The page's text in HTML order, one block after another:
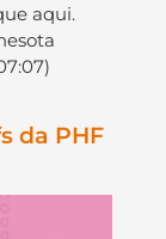
aqui.
da PHF